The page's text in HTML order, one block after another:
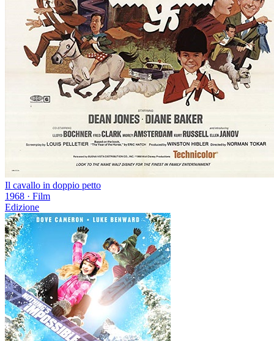
Il cavallo in doppio petto
1968 · Film
Edizione